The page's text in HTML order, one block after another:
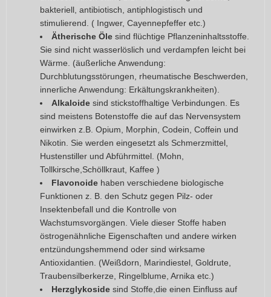
bakteriell, antibiotisch, antiphlogistisch und
stimulierend. ( Ingwer, Cayennepfeffer etc.)
Ätherische Öle sind flüchtige Pflanzeninhaltsstoffe.
Sie sind nicht wasserlöslich und verdampfen leicht bei
Wärme. (äußerliche Anwendung:
Durchblutungsstörungen, rheumatische Beschwerden,
innerliche Anwendung: Erkältungskrankheiten).
Alkaloide sind stickstoffhaltige Verbindungen. Es
sind meistens Botenstoffe die auf das Nervensystem
einwirken z.B. Opium, Morphin, Codein, Coffein und
Nikotin. Sie werden eingesetzt als Schmerzmittel,
Hustenstiller und Abführmittel. (Mohn,
Tollkirsche,Schöllkraut, Kaffee )
Flavonoide haben verschiedene biologische
Funktionen z. B. den Schutz gegen Pilz- oder
Insektenbefall und die Kontrolle von
Wachstumsvorgängen. Viele dieser Stoffe haben
östrogenähnliche Eigenschaften und andere wirken
entzündungshemmend oder sind wirksame
Antioxidantien. (Weißdorn, Marindiestel, Goldrute,
Traubensilberkerze, Ringelblume, Arnika etc.)
Herzglykoside sind Stoffe,die einen Einfluss auf